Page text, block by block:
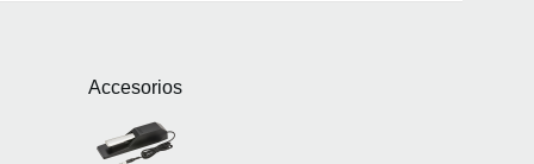
Accesorios